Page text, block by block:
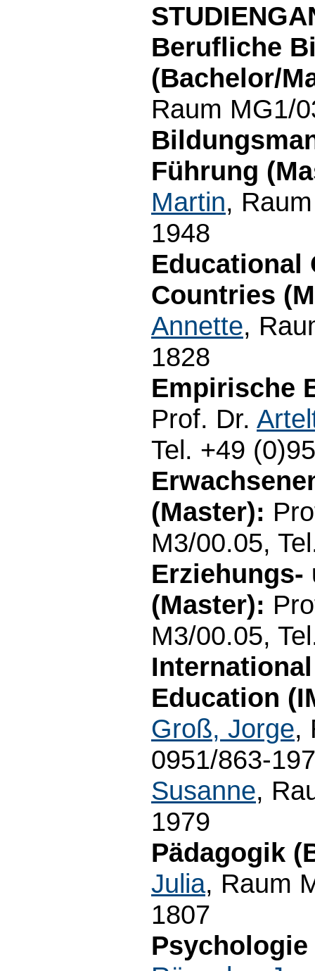
Berufliche
(Bachelor/
Raum MG1/
Führung
Martin,
1948
Educational
Countries
Annette,
1828
Empirische
Prof. Dr.
Tel. +49
(Master):
M3/00.05,
(Master):
M3/00.05,
Education
Groß, Jorge,
0951/863-
Susanne,
1979
Pädagogik
Julia, Raum
1807